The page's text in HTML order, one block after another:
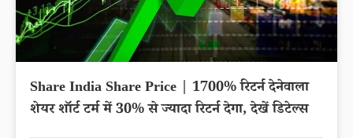
Share India Share Price | 1700% रिटर्न देनेवाला
शेयर शॉर्ट टर्म में 30% से ज्यादा रिटर्न देगा, देखें डिटेल्स